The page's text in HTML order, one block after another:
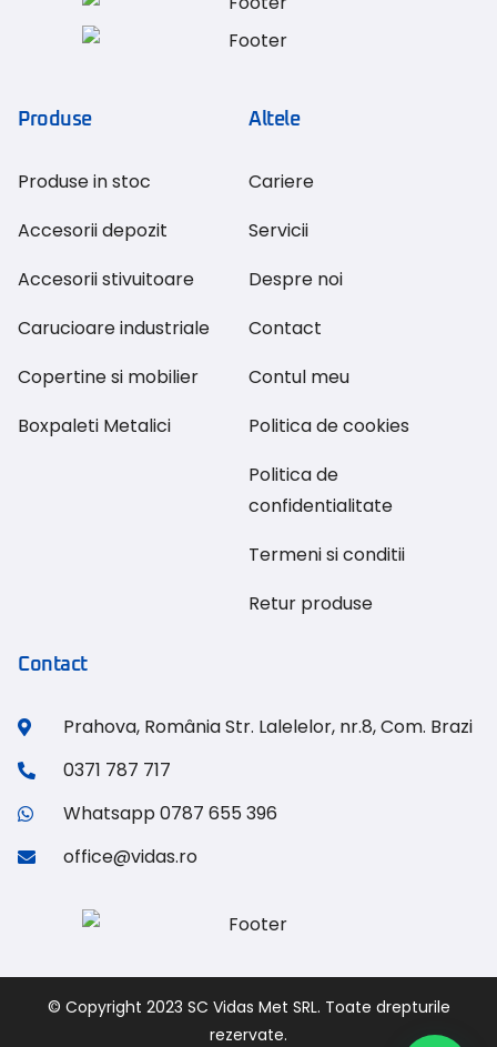
Produse
Produse in stoc
Accesorii depozit
Accesorii stivuitoare
Carucioare industriale
Copertine si mobilier
Boxpaleti Metalici
Altele
Cariere
Servicii
Despre noi
Contact
Contul meu
Politica de cookies
Politica de
confidentialitate
Termeni si conditii
Retur produse
Contact
Prahova, România Str. Lalelelor, nr.8, Com. Brazi
0371 787 717
Whatsapp 0787 655 396
office@vidas.ro
© Copyright 2023 SC Vidas Met SRL. Toate drepturile
rezervate.